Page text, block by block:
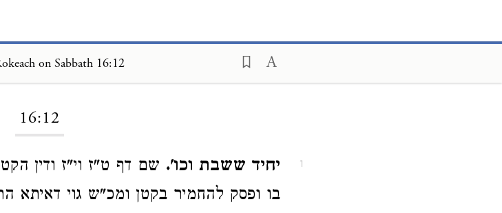
on Sabbath 16:12
16:12
1 יחיד ששבת וכו'. שם דף ט"ז וי"ז ודין
בו ופסק להחמיר בקטן ומכ"ש גוי דאיתא